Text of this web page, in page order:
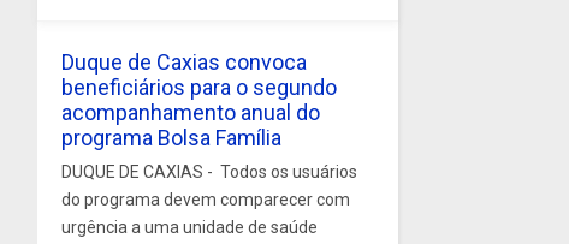
Duque de Caxias convoca
beneficiários para o segundo
acompanhamento anual do
programa Bolsa Família
DUQUE DE CAXIAS - Todos os usuários
do programa devem comparecer com
urgência a uma unidade de saúde